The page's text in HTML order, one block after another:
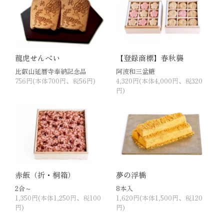
龍虎せんべい
比叡山延暦寺奉納記念品
756円(本体700円、税56円)
【登録商標】春秋襲
阿波和三盆糖
4,320円(本体4,000円、税320
円)
赤飯（折・桐箱）
2合～
1,350円(本体1,250円、税100
円)
夢の浮橋
8本入
1,620円(本体1,500円、税120
円)